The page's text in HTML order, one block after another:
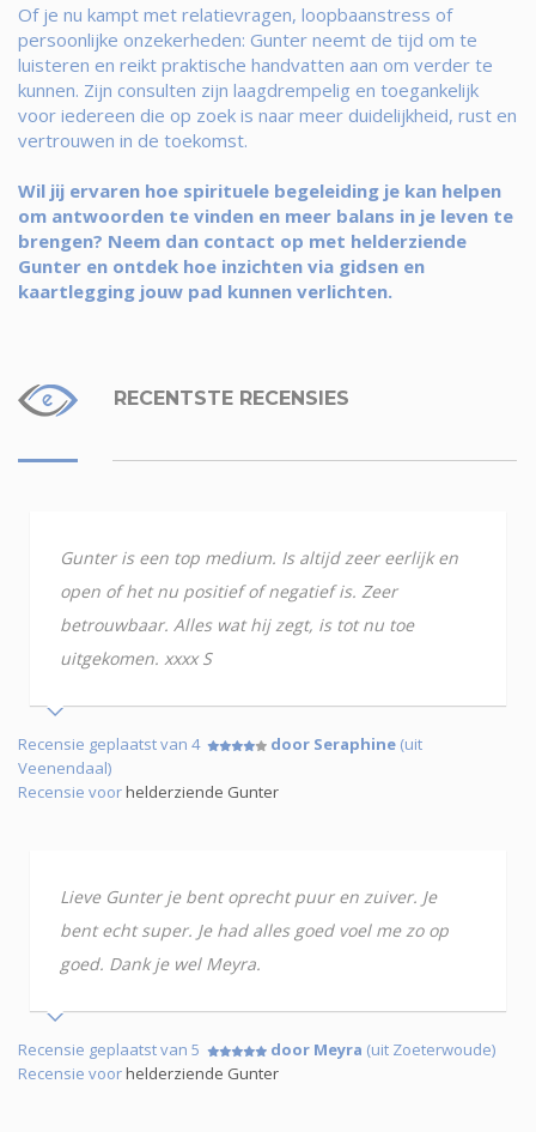
Of je nu kampt met relatievragen, loopbaanstress of
persoonlijke onzekerheden: Gunter neemt de tijd om te
luisteren en reikt praktische handvatten aan om verder te
kunnen. Zijn consulten zijn laagdrempelig en toegankelijk
voor iedereen die op zoek is naar meer duidelijkheid, rust en
vertrouwen in de toekomst.
Wil jij ervaren hoe spirituele begeleiding je kan helpen
om antwoorden te vinden en meer balans in je leven te
brengen? Neem dan contact op met helderziende
Gunter en ontdek hoe inzichten via gidsen en
kaartlegging jouw pad kunnen verlichten.
RECENTSTE RECENSIES
Gunter is een top medium. Is altijd zeer eerlijk en
open of het nu positief of negatief is. Zeer
betrouwbaar. Alles wat hij zegt, is tot nu toe
uitgekomen. xxxx S
Recensie geplaatst van 4 door Seraphine (uit
Veenendaal)
Recensie voorhelderziende Gunter
Lieve Gunter je bent oprecht puur en zuiver. Je
bent echt super. Je had alles goed voel me zo op
goed. Dank je wel Meyra.
Recensie geplaatst van 5 door Meyra (uit Zoeterwoude)
Recensie voorhelderziende Gunter